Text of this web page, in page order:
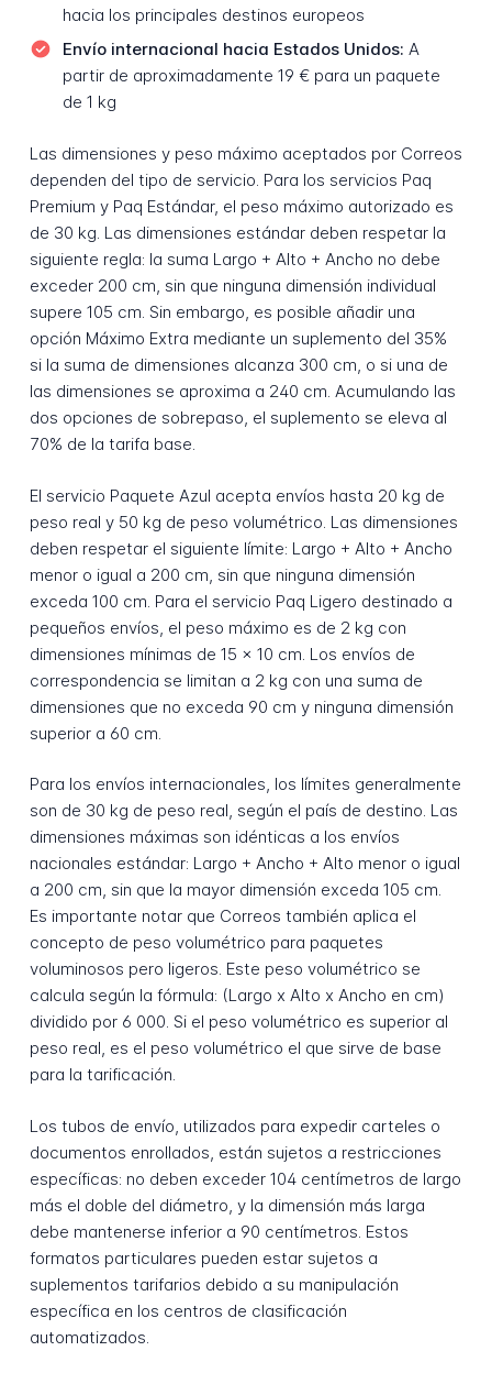
hacia los principales destinos europeos
Envío internacional hacia Estados Unidos: A
partir de aproximadamente 19 € para un paquete
de 1 kg
Las dimensiones y peso máximo aceptados por Correos
dependen del tipo de servicio. Para los servicios Paq
Premium y Paq Estándar, el peso máximo autorizado es
de 30 kg. Las dimensiones estándar deben respetar la
siguiente regla: la suma Largo + Alto + Ancho no debe
exceder 200 cm, sin que ninguna dimensión individual
supere 105 cm. Sin embargo, es posible añadir una
opción Máximo Extra mediante un suplemento del 35%
si la suma de dimensiones alcanza 300 cm, o si una de
las dimensiones se aproxima a 240 cm. Acumulando las
dos opciones de sobrepaso, el suplemento se eleva al
70% de la tarifa base.
El servicio Paquete Azul acepta envíos hasta 20 kg de
peso real y 50 kg de peso volumétrico. Las dimensiones
deben respetar el siguiente límite: Largo + Alto + Ancho
menor o igual a 200 cm, sin que ninguna dimensión
exceda 100 cm. Para el servicio Paq Ligero destinado a
pequeños envíos, el peso máximo es de 2 kg con
dimensiones mínimas de 15 x 10 cm. Los envíos de
correspondencia se limitan a 2 kg con una suma de
dimensiones que no exceda 90 cm y ninguna dimensión
superior a 60 cm.
Para los envíos internacionales, los límites generalmente
son de 30 kg de peso real, según el país de destino. Las
dimensiones máximas son idénticas a los envíos
nacionales estándar: Largo + Ancho + Alto menor o igual
a 200 cm, sin que la mayor dimensión exceda 105 cm.
Es importante notar que Correos también aplica el
concepto de peso volumétrico para paquetes
voluminosos pero ligeros. Este peso volumétrico se
calcula según la fórmula: (Largo x Alto x Ancho en cm)
dividido por 6 000. Si el peso volumétrico es superior al
peso real, es el peso volumétrico el que sirve de base
para la tarificación.
Los tubos de envío, utilizados para expedir carteles o
documentos enrollados, están sujetos a restricciones
específicas: no deben exceder 104 centímetros de largo
más el doble del diámetro, y la dimensión más larga
debe mantenerse inferior a 90 centímetros. Estos
formatos particulares pueden estar sujetos a
suplementos tarifarios debido a su manipulación
específica en los centros de clasificación
automatizados.